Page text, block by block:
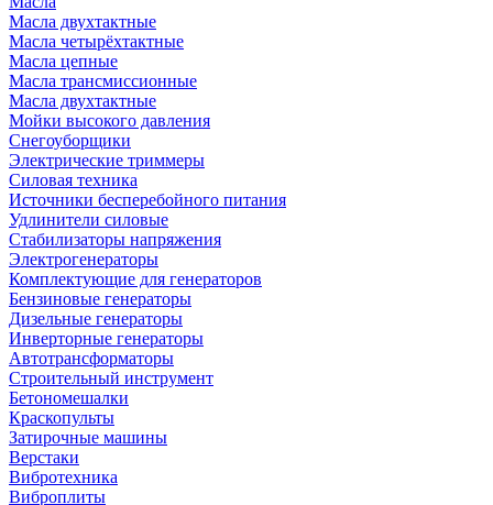
Масла двухтактные
Масла четырёхтактные
Масла цепные
Масла трансмиссионные
Масла двухтактные
Мойки высокого давления
Снегоуборщики
Электрические триммеры
Силовая техника
Источники бесперебойного питания
Удлинители силовые
Стабилизаторы напряжения
Электрогенераторы
Комплектующие для генераторов
Бензиновые генераторы
Дизельные генераторы
Инверторные генераторы
Автотрансформаторы
Строительный инструмент
Бетономешалки
Краскопульты
Затирочные машины
Верстаки
Вибротехника
Виброплиты